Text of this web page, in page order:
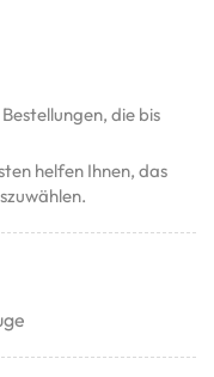
die bis
helfen Ihnen, das